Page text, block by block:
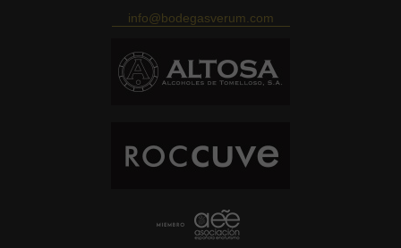
info@bodegasverum.com